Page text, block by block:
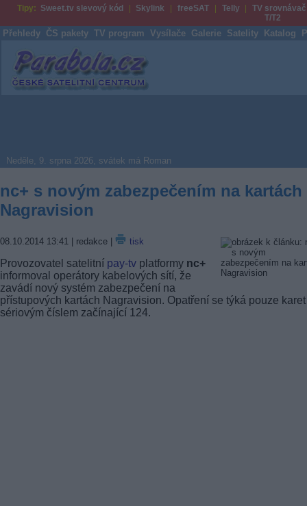
Tipy: Sweet.tv slevový kód Skylink freeSAT Telly
TV srovnávač
T/T2
Přehledy ČS pakety TV program Vysílače Galerie Satelity Katalog
Parabola.cz
Neděle, 9. srpna 2026, svátek má Roman
nc+ s novým zabezpečením na kartách
Nagravision
08.10.2014 13:41 | redakce | tisk
Provozovatel satelitní pay-tv platformy nc+
informoval operátory kabelových sítí, že
zavádí nový systém zabezpečení na
přístupových kartách Nagravision. Opatření se týká pouze
sériovým číslem začínající 124.